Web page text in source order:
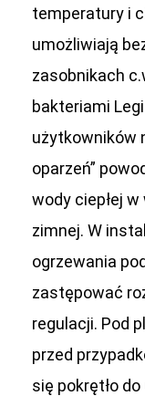
temperatury i
umożliwiają
zasobnikach
bakteriami
użytkowników
oparzeń”
wody ciepłej
zimnej. W
ogrzewania
zastępować
regulacji. Pod
przed
się pokrętło